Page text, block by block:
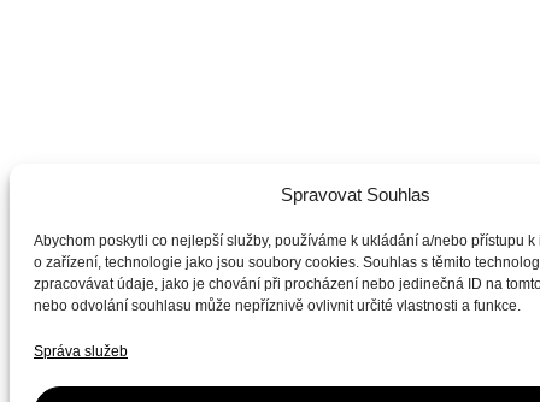
Spravovat Souhlas
Abychom poskytli co nejlepší služby, používáme k ukládání a/nebo přístupu k
o zařízení, technologie jako jsou soubory cookies. Souhlas s těmito
zpracovávat údaje, jako je chování při procházení nebo jedinečná ID na
nebo odvolání souhlasu může nepříznivě ovlivnit určité vlastnosti a funkce.
Správa služeb